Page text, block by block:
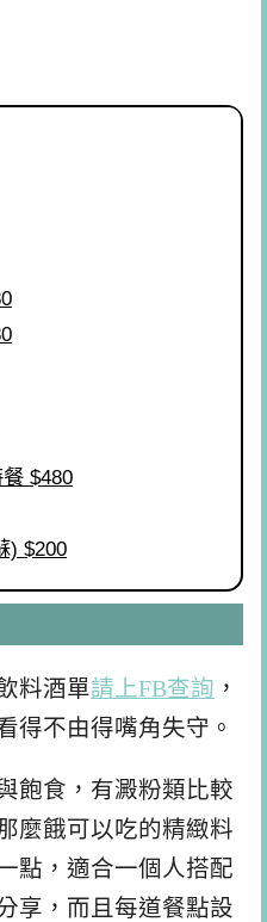
$480
) $200
料酒單請上FB查詢 ，
得不由得嘴角失守。
飽食，有澱粉類比較
麼餓可以吃的精緻料
點，適合一個人搭配
享，而且每道餐點設